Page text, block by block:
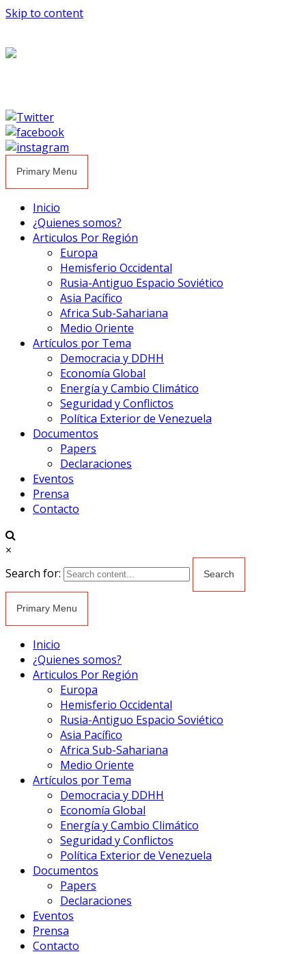
Skip to content
Primary Menu
Inicio
¿Quienes somos?
Articulos Por Región
Europa
Hemisferio Occidental
Rusia-Antiguo Espacio Soviético
Asia Pacífico
Africa Sub-Sahariana
Medio Oriente
Artículos por Tema
Democracia y DDHH
Economía Global
Energía y Cambio Climático
Seguridad y Conflictos
Política Exterior de Venezuela
Documentos
Papers
Declaraciones
Eventos
Prensa
Contacto
×
Search for:
Primary Menu
Inicio
¿Quienes somos?
Articulos Por Región
Europa
Hemisferio Occidental
Rusia-Antiguo Espacio Soviético
Asia Pacífico
Africa Sub-Sahariana
Medio Oriente
Artículos por Tema
Democracia y DDHH
Economía Global
Energía y Cambio Climático
Seguridad y Conflictos
Política Exterior de Venezuela
Documentos
Papers
Declaraciones
Eventos
Prensa
Contacto